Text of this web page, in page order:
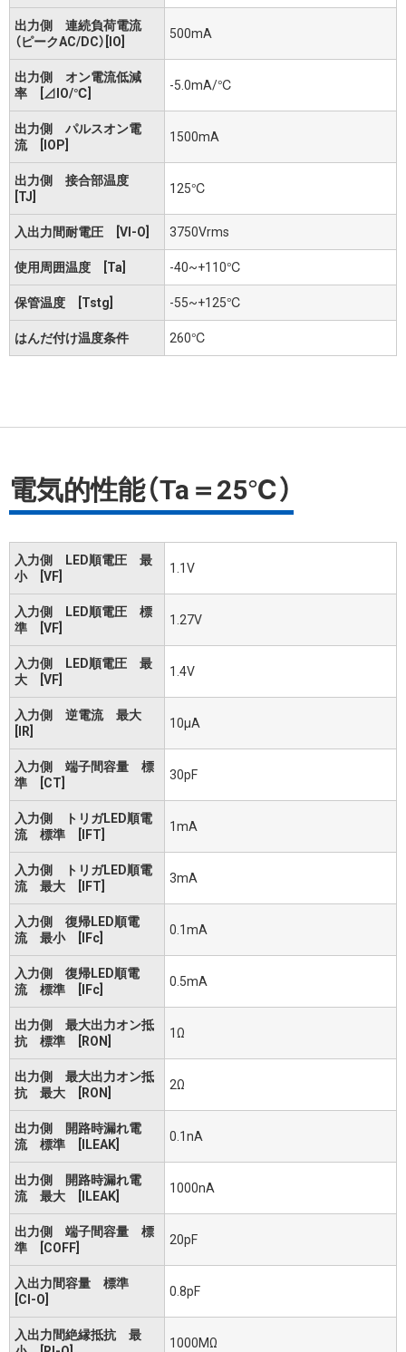
出力側 連続負荷電流
（ピークAC/DC）[IO]
500mA
出力側 オン電流低減
率 [⊿IO/℃]
-5.0mA/℃
出力側 パルスオン電
流 [IOP]
1500mA
出力側 接合部温度
[TJ]
125℃
入出力間耐電圧 [VI-O] 3750Vrms
使用周囲温度 [Ta] -40~+110℃
保管温度 [Tstg] -55~+125℃
はんだ付け温度条件 260℃
電気的性能（Ta＝25℃）
入力側 LED順電圧 最
小 [VF]
1.1V
入力側 LED順電圧 標
準 [VF]
1.27V
入力側 LED順電圧 最
大 [VF]
1.4V
入力側 逆電流 最大
[IR]
10μA
入力側 端子間容量 標
準 [CT]
30pF
入力側 トリガLED順電
流 標準 [IFT]
1mA
入力側 トリガLED順電
流 最大 [IFT]
3mA
入力側 復帰LED順電
流 最小 [IFc]
0.1mA
入力側 復帰LED順電
流 標準 [IFc]
0.5mA
出力側 最大出力オン抵
抗 標準 [RON]
1Ω
出力側 最大出力オン抵
抗 最大 [RON]
2Ω
出力側 開路時漏れ電
流 標準 [ILEAK]
0.1nA
出力側 開路時漏れ電
流 最大 [ILEAK]
1000nA
出力側 端子間容量 標
準 [COFF]
20pF
入出力間容量 標準
[CI-O]
0.8pF
入出力間絶縁抵抗 最
1000MΩ